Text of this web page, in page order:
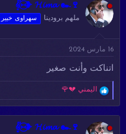
ا
ع
ل
:
𝄟⑅⃝❥ 𝓗𝓲𝓶𝓪 ๛🍷
ملهم برودينا سهراوى خبير
16 مارس 2024
اتناكت وأنت صغير
ت
ف
ا
اليمني 💔🌹
𝄟⑅⃝❥ 𝓗𝓲𝓶𝓪 ๛🍷